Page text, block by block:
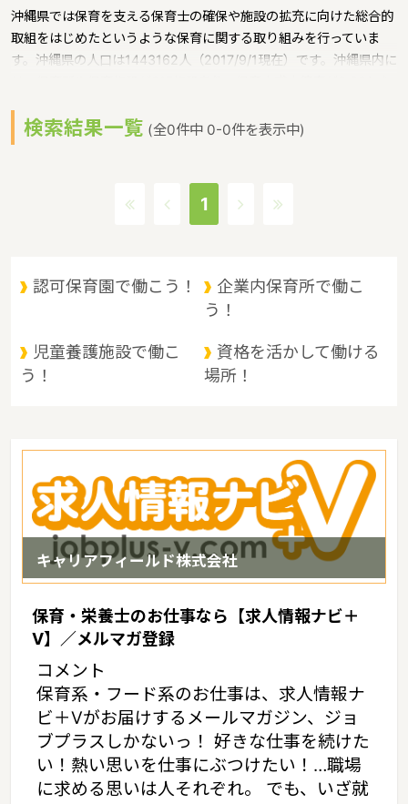
沖縄県では保育を支える保育士の確保や施設の拡充に向けた総合的
取組をはじめたというような保育に関する取り組みを行っていま
す。沖縄県の人口は1443162人（2017/9/1現在）です。沖縄県内に
家賃相場：9.1万円（2017年10月賃貸住宅 D-room調べ）沖縄県
は、東京からは1600キロ。沖縄最西端の与那国島から台湾までは
然、文化、産業もこうした地理的環境に大きな影響を受けていると
検索結果一覧 (全0件中 0-0件を表示中)
1
認可保育園で働こう！
企業内保育所で働こ
う！
児童養護施設で働こ
う！
資格を活かして働ける
場所！
キャリアフィールド株式会社
保育・栄養士のお仕事なら【求人情報ナビ＋
V】／メルマガ登録
コメント
保育系・フード系のお仕事は、求人情報ナ
ビ＋Vがお届けするメールマガジン、ジョ
ブプラスしかないっ！ 好きな仕事を続けた
い！熱い思いを仕事にぶつけたい！…職場
に求める思いは人それぞれ。 でも、いざ就